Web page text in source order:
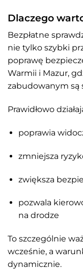
Dlaczego
Bezpłatne
nie tylko szybki
poprawę
Warmii i Mazur,
zabudowanym są
Prawidłowo
poprawia
zmniejsza
zwiększa
pozwala
na drodze
To szczególnie
wcześnie, a
dynamicznie.